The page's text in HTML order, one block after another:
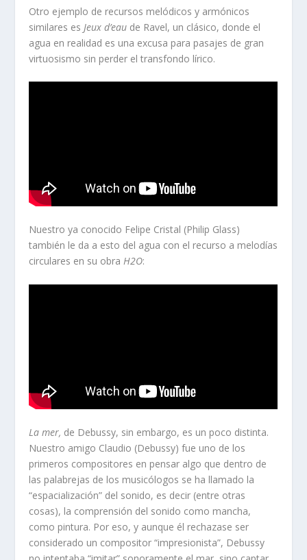
Otro ejemplo de recursos melódicos y armónicos
similares esJeux d’eau de Ravel, un clásico, donde el
agua en realidad es una excusa para pasajes de gran
virtuosismo sin perder el transfondo lírico.
Nuestro ya conocido Felipe Cristal (Philip Glass)
también le da a esto del agua con el recurso a melodías
circulares en su obraH2O:
La mer, de Debussy, sin embargo, es un poco distinta.
Nuestro amigo Claudio (Debussy) fue uno de los
primeros compositores en pensar algo que dentro de
las palabrejas de los musicólogos se ha llamado la
“espacialización” del sonido, es decir (entre otras
cosas), la comprensión del sonido como mancha,
como pintura. Por eso, y aunque él rechazase ser
considerado un compositor “impresionista”, Debussy